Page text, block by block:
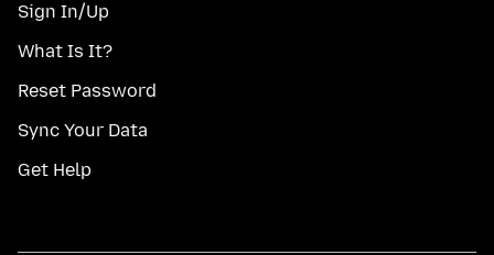
Sign In/Up
What Is It?
Reset Password
Sync Your Data
Get Help